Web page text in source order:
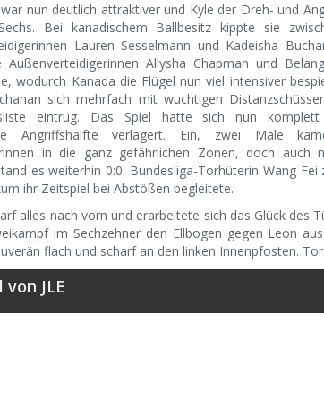
nun deutlich attraktiver und Kyle der Dreh- und
Bei kanadischem Ballbesitz kippte sie
Lauren Sesselmann und Kadeisha
Außenverteidigerinnen Allysha Chapman und
wodurch Kanada die Flügel nun viel intensiver
sich mehrfach mit wuchtigen
eintrug. Das Spiel hatte sich nun
Angriffshälfte verlagert. Ein, zwei Male
in die ganz gefährlichen Zonen, doch auch
es weiterhin 0:0. Bundesliga-Torhüterin Wang
ihr Zeitspiel bei Abstößen begleitete.
alles nach vorn und erarbeitete sich das Glück des
im Sechzehner den Ellbogen gegen Leon
flach und scharf an den linken Innenpfosten.
JLE